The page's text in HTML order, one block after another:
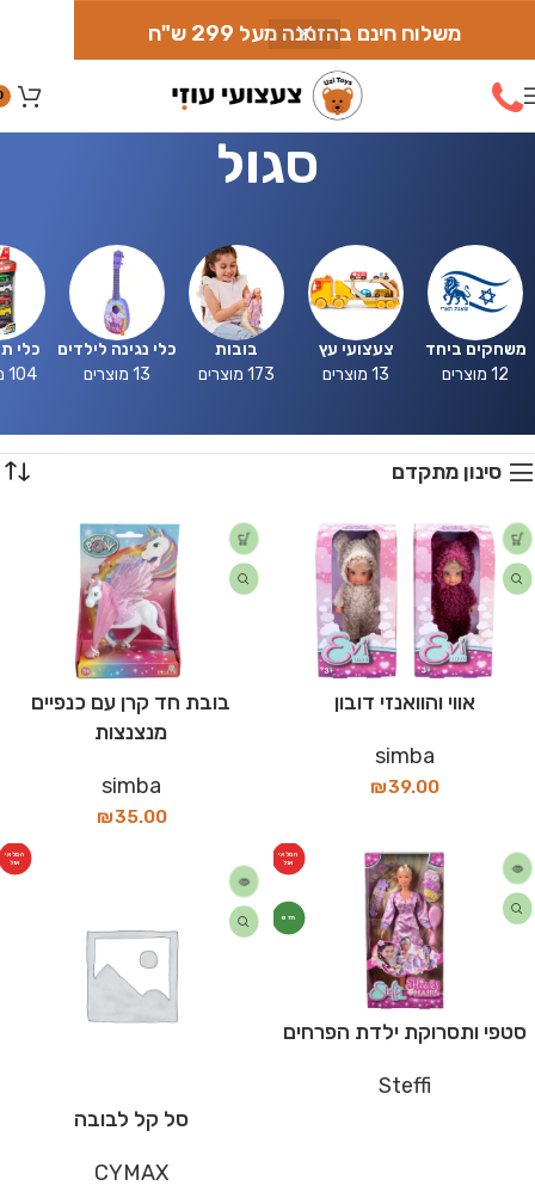
משלוח חינם בהזמנה מעל 299 ש"ח
סגול
משחקים ביחד
12 מוצרים
צעצועי עץ
13 מוצרים
בובות
173 מוצרים
כלי נגינה לילדים
13 מוצרים
כלי
104 מוצרים
סינון מתקדם
אווי והוואנזי דובון
simba
₪39.00
בובת חד קרן עם כנפיים
מנצנצות
simba
₪35.00
המלאי
אזל
חדש
סטפי ותסרוקת ילדת הפרחים
Steffi
המלאי
אזל
סל קל לבובה
CYMAX